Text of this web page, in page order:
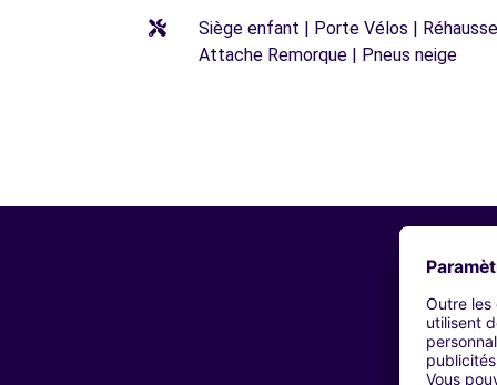
Siège enfant | Porte Vélos |
Attache Remorque | Pneus neige